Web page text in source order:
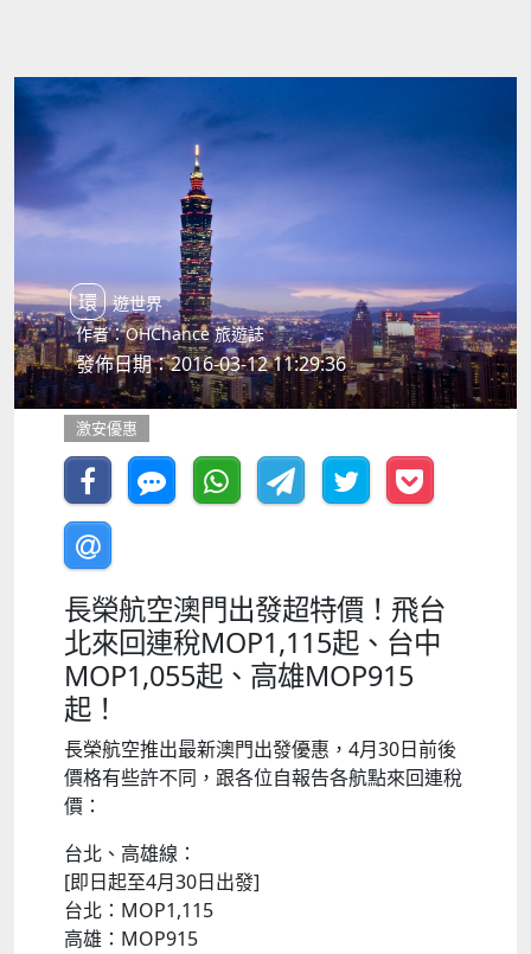
環遊世界
作者：OHChance 旅遊誌
發佈日期：2016-03-12 11:29:36
激安優惠
長榮航空澳門出發超特價！飛台
北來回連稅MOP1,115起、台中
MOP1,055起、高雄MOP915
起！
長榮航空推出最新澳門出發優惠，4月30日前後
價格有些許不同，跟各位自報告各航點來回連稅
價：
台北、高雄線：
[即日起至4月30日出發]
台北：MOP1,115
高雄：MOP915